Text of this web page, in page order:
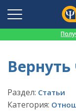
Вернуть
Раздел: Статьи
Категория: